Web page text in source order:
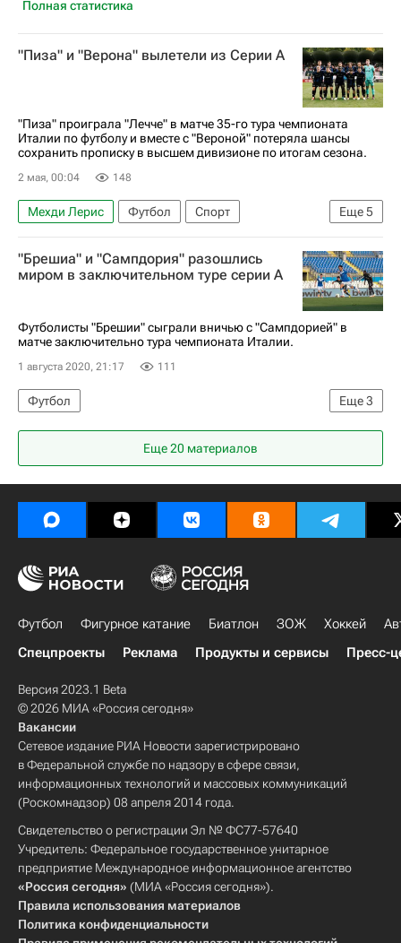
Полная статистика
"Пиза" и "Верона" вылетели из Серии А
"Пиза" проиграла "Лечче" в матче 35-го тура чемпионата
Италии по футболу и вместе с "Вероной" потеряла шансы
сохранить прописку в высшем дивизионе по итогам сезона.
2 мая, 00:04 148
Еще5
Мехди Лерис Футбол
Спорт
Серия А 2026-2027 (Чемпионат Италии по футболу)
Ламек Банда
Пиза Верона Лечче
"Брешиа" и "Сампдория" разошлись
миром в заключительном туре серии А
Футболисты "Брешии" сыграли вничью с "Сампдорией" в
матче заключительно тура чемпионата Италии.
1 августа 2020, 21:17 111
Еще3
Футбол
Серия А 2026-2027 (Чемпионат Италии по футболу)
Сампдория
Еще 20 материалов
Футбол Фигурное катание Биатлон ЗОЖ Хоккей
Спецпроекты
Реклама Продукты и сервисы Пресс-
Версия 2023.1 Beta
© 2026 МИА «Россия сегодня»
Вакансии
Сетевое издание РИА Новости зарегистрировано
в Федеральной службе по надзору в сфере связи,
информационных технологий и массовых коммуникаций
(Роскомнадзор) 08 апреля 2014 года.
Свидетельство о регистрации Эл № ФС77-57640
Учредитель: Федеральное государственное унитарное
предприятие Международное информационное агентство
«Россия сегодня» (МИА «Россия сегодня»).
Правила использования материалов
Политика конфиденциальности